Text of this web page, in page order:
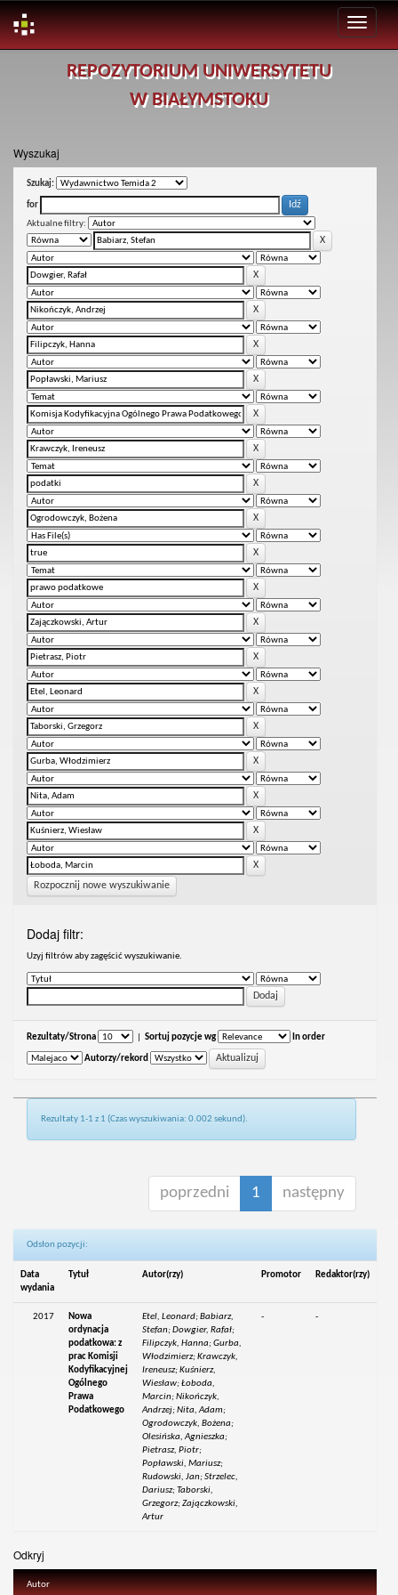
REPOZYTORIUM UNIWERSYTETU
W BIAŁYMSTOKU
Wyszukaj
Szukaj:
for
Aktualne filtry:
Rozpocznij nowe wyszukiwanie
Dodaj filtr:
Uzyj filtrów aby zagęścić wyszukiwanie.
Rezultaty/Strona Sortuj pozycje wg In order
Autorzy/rekord
Rezultaty 1-1 z 1 (Czas wyszukiwania: 0.002 sekund).
poprzedni 1 następny
Odsłon pozycji:
Data
wydania
Tytuł Autor(rzy) Promotor Redaktor(rzy)
2017
Nowa
ordynacja
podatkowa: z
prac Komisji
Kodyfikacyjnej
Ogólnego
Prawa
Podatkowego
Etel, Leonard; Babiarz,
Stefan; Dowgier, Rafał;
Filipczyk, Hanna; Gurba,
Włodzimierz; Krawczyk,
Ireneusz; Kuśnierz,
Wiesław; Łoboda,
Marcin; Nikończyk,
Andrzej; Nita, Adam;
Ogrodowczyk, Bożena;
Olesińska, Agnieszka;
Pietrasz, Piotr;
Popławski, Mariusz;
Rudowski, Jan; Strzelec,
Dariusz; Taborski,
Grzegorz; Zajączkowski,
Artur
- -
Odkryj
Autor